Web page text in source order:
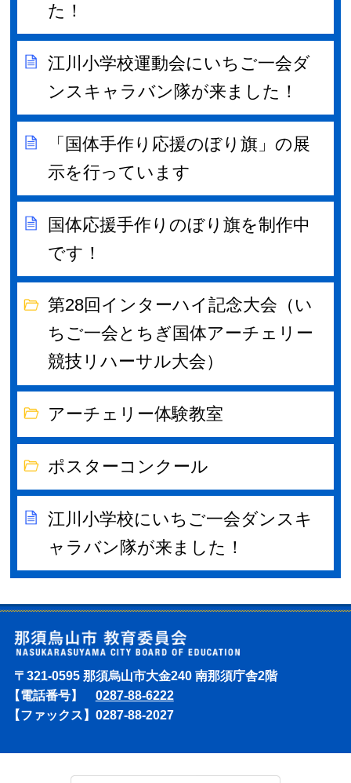
た！
江川小学校運動会にいちご一会ダ
ンスキャラバン隊が来ました！
「国体手作り応援のぼり旗」の展
示を行っています
国体応援手作りのぼり旗を制作中
です！
第28回インターハイ記念大会（い
ちご一会とちぎ国体アーチェリー
競技リハーサル大会）
アーチェリー体験教室
ポスターコンクール
江川小学校にいちご一会ダンスキ
ャラバン隊が来ました！
〒321-0595 那須烏山市大金240 南那須庁舎2階
【電話番号】
0287-88-6222
【ファックス】0287-88-2027